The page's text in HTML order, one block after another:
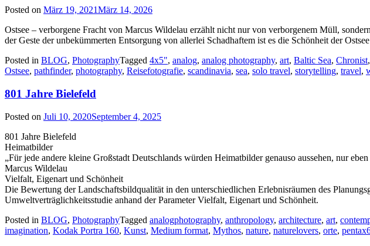
Posted on März 19, 2021März 14, 2026
Ostsee – verborgene Fracht von Marcus Wildelau erzählt nicht nur von verborgenem Müll,
der Geste der unbekümmerten Entsorgung von allerlei Schadhaftem ist es die Schönheit der
Posted in BLOG, PhotographyTagged 4x5", analog, analog photography, art, Baltic Sea, Chronist,
Ostsee, pathfinder, photography, Reisefotografie, scandinavia, sea, solo travel, storytelling, travel,
801 Jahre Bielefeld
Posted on Juli 10, 2020September 4, 2025
801 Jahre Bielefeld
Heimatbilder
„Für jede andere kleine Großstadt Deutschlands würden Heimatbilder genauso aussehen, nur eben
Marcus Wildelau
Vielfalt, Eigenart und Schönheit
Die Bewertung der Landschaftsbildqualität in den unterschiedlichen Erlebnisräumen des
Umweltverträglichkeitsstudie anhand der Parameter Vielfalt, Eigenart und Schönheit.
Posted in BLOG, PhotographyTagged analogphotography, anthropology, architecture, art,
imagination, Kodak Portra 160, Kunst, Medium format, Mythos, nature, naturelovers, orte,